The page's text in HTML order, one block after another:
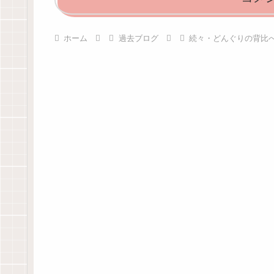
ホーム 過去ブログ 続々・どんぐりの背比